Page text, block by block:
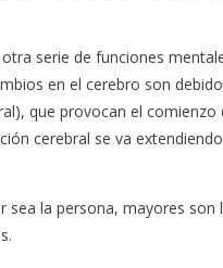
serie de funciones
en el cerebro son
que provocan el comienzo
cerebral se va
sea la persona, mayores son